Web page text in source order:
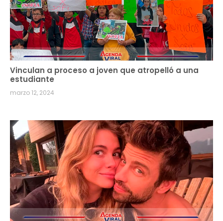
Vinculan a proceso a joven que atropelló a una
estudiante
marzo 12, 2024